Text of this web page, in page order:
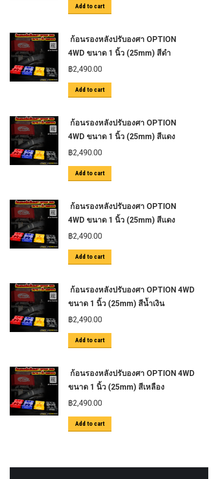
Add to cart
ก้อนรองหลังปรับองศา OPTION
4WD ขนาด 1 นิ้ว (25mm) สีดำ
฿2,490.00
Add to cart
ก้อนรองหลังปรับองศา OPTION
4WD ขนาด 1 นิ้ว (25mm) สีแดง
฿2,490.00
Add to cart
ก้อนรองหลังปรับองศา OPTION
4WD ขนาด 1 นิ้ว (25mm) สีแดง
฿2,490.00
Add to cart
ก้อนรองหลังปรับองศา OPTION 4WD
ขนาด 1 นิ้ว (25mm) สีน้ำเงิน
฿2,490.00
Add to cart
ก้อนรองหลังปรับองศา OPTION 4WD
ขนาด 1 นิ้ว (25mm) สีเหลือง
฿2,490.00
Add to cart